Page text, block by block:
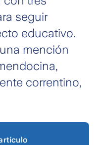
seguir
educativo.
mención
correntino,